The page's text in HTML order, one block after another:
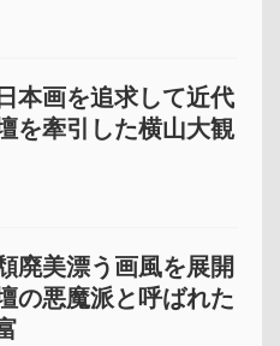
本画を追求して近代
を牽引した横山大観
廃美漂う画風を展開
の悪魔派と呼ばれた